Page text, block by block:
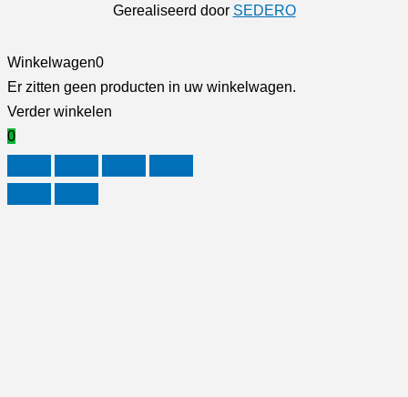
Gerealiseerd door SEDERO
Winkelwagen0
Er zitten geen producten in uw winkelwagen.
Verder winkelen
0